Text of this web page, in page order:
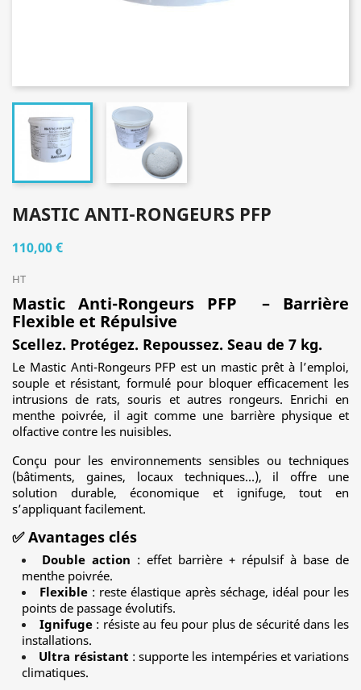
MASTIC ANTI-RONGEURS PFP
110,00 €
HT
Mastic Anti-Rongeurs PFP – Barrière
Flexible et Répulsive
Scellez. Protégez. Repoussez. Seau de 7 kg.
Le Mastic Anti-Rongeurs PFP est un mastic prêt à l’emploi,
souple et résistant, formulé pour bloquer efficacement les
intrusions de rats, souris et autres rongeurs. Enrichi en
menthe poivrée, il agit comme une barrière physique et
olfactive contre les nuisibles.
Conçu pour les environnements sensibles ou techniques
(bâtiments, gaines, locaux techniques…), il offre une
solution durable, économique et ignifuge, tout en
s’appliquant facilement.
✅ Avantages clés
Double action : effet barrière + répulsif à base de
menthe poivrée.
Flexible : reste élastique après séchage, idéal pour les
points de passage évolutifs.
Ignifuge: résiste au feu pour plus de sécurité dans les
installations.
Ultra résistant : supporte les intempéries et variations
climatiques.